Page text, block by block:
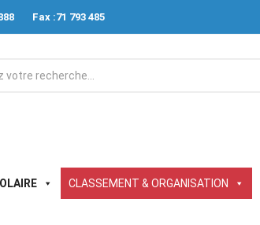
Fax :71 793 485
CLASSEMENT & ORGANISATION